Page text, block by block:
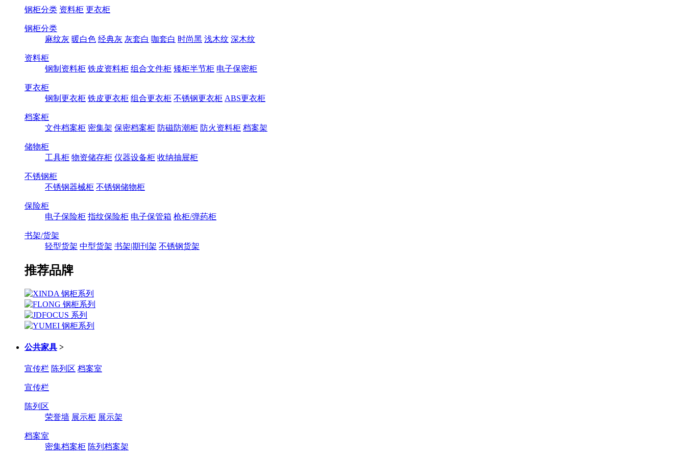
钢柜分类 资料柜 更衣柜
钢柜分类
麻纹灰 暖白色 经典灰 灰套白 咖套白 时尚黑 浅木纹 深木纹
资料柜
钢制资料柜 铁皮资料柜 组合文件柜 矮柜半节柜 电子保密柜
更衣柜
钢制更衣柜 铁皮更衣柜 组合更衣柜 不锈钢更衣柜 ABS更衣柜
档案柜
文件档案柜 密集架 保密档案柜 防磁防潮柜 防火资料柜 档案架
储物柜
工具柜 物资储存柜 仪器设备柜 收纳抽屉柜
不锈钢柜
不锈钢器械柜 不锈钢储物柜
保险柜
电子保险柜 指纹保险柜 电子保管箱 枪柜/弹药柜
书架/货架
轻型货架 中型货架 书架|期刊架 不锈钢货架
推荐品牌
公共家具 >
宣传栏 陈列区 档案室
宣传栏
陈列区
荣誉墙 展示柜 展示架
档案室
密集档案柜 陈列档案架